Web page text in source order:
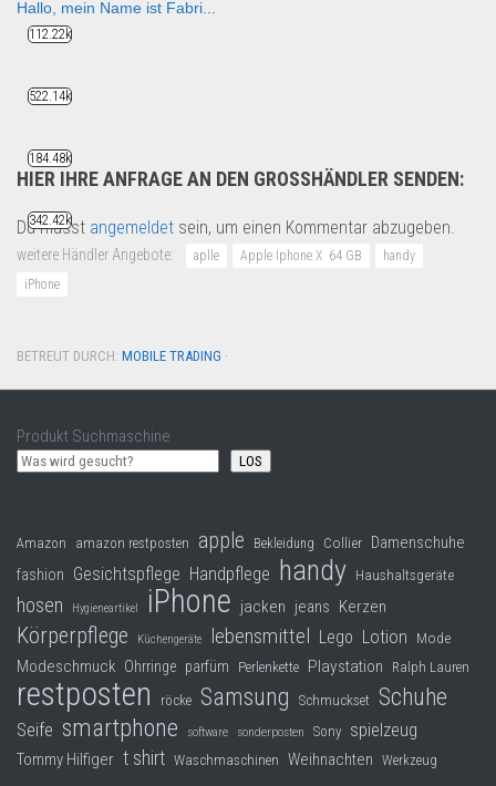
Hallo, mein Name ist Fabri...
Händler suchen
HIER IHRE ANFRAGE AN DEN GROSSHÄNDLER SENDEN:
Du musst angemeldet sein, um einen Kommentar abzugeben.
weitere Händler Angebote: aplle Apple Iphone X 64 GB
handy
iPhone
BETREUT DURCH: MOBILE TRADING ·
Produkt Suchmaschine
LOS
Amazon amazon restposten apple Bekleidung Collier Damenschuhe
fashion Gesichtspflege Handpflege handy Haushaltsgeräte
hosen Hygieneartikel iPhone jacken jeans Kerzen
Körperpflege Küchengeräte lebensmittel Lego Lotion Mode
Modeschmuck Ohrringe parfüm Perlenkette Playstation Ralph Lauren
restposten röcke Samsung Schmuckset Schuhe
Seife smartphone software sonderposten Sony spielzeug
Tommy Hilfiger t shirt Waschmaschinen Weihnachten Werkzeug
112.22k
522.14k
184.48k
342.42k